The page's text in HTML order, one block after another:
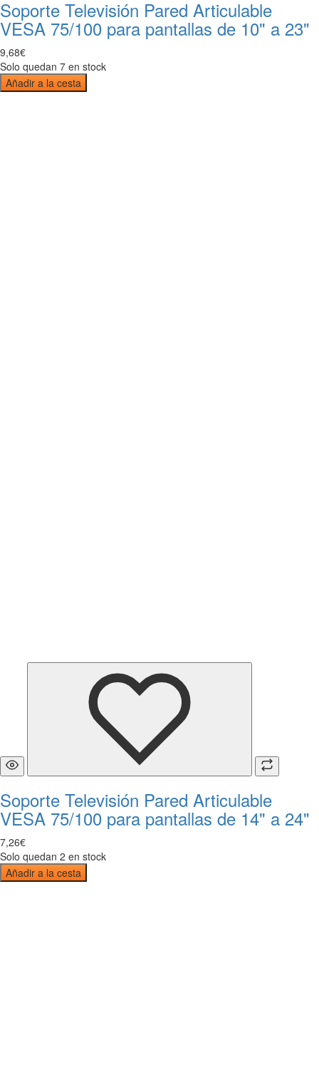
Soporte Televisión Pared Articulable
VESA 75/100 para pantallas de 10" a 23"
9,68€
Solo quedan 7 en stock
Añadir a la cesta
Soporte Televisión Pared Articulable
VESA 75/100 para pantallas de 14" a 24"
7,26€
Solo quedan 2 en stock
Añadir a la cesta